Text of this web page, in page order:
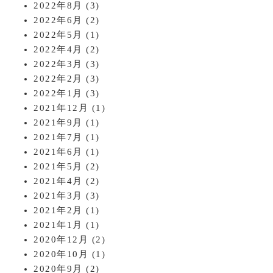
2022年8月
(3)
2022年6月
(2)
2022年5月
(1)
2022年4月
(2)
2022年3月
(3)
2022年2月
(3)
2022年1月
(3)
2021年12月
(1)
2021年9月
(1)
2021年7月
(1)
2021年6月
(1)
2021年5月
(2)
2021年4月
(2)
2021年3月
(3)
2021年2月
(1)
2021年1月
(1)
2020年12月
(2)
2020年10月
(1)
2020年9月
(2)